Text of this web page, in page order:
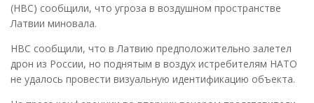
(НВС) сообщили, что угроза в воздушном пространстве
Латвии миновала.
НВС сообщили, что в Латвию предположительно залетел
дрон из России, но поднятым в воздух истребителям НАТО
не удалось провести визуальную идентификацию объекта.